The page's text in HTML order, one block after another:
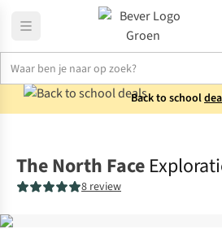
Back to school
The North Face
8 review